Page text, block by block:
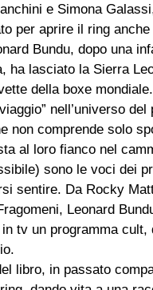
e Simona
per aprire il ring
Bundu, dopo una
ha lasciato la Sierra
della boxe mondiale.
nell’universo del
non comprende solo
al loro fianco nel
sono le voci dei
sentire. Da Rocky
Leonard
in tv un programma
libro, in passato